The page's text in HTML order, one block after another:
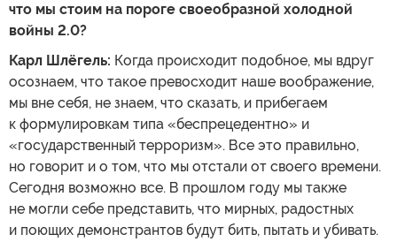
что мы стоим на пороге своеобразной холодной
войны 2.0?
Карл Шлёгель: Когда происходит подобное, мы вдруг
осознаем, что такое превосходит наше воображение,
мы вне себя, не знаем, что сказать, и прибегаем
к формулировкам типа «беспрецедентно» и
«государственный терроризм». Все это правильно,
но говорит и о том, что мы отстали от своего времени.
Сегодня возможно все. В прошлом году мы также
не могли себе представить, что мирных, радостных
и поющих демонстрантов будут бить, пытать и убивать.